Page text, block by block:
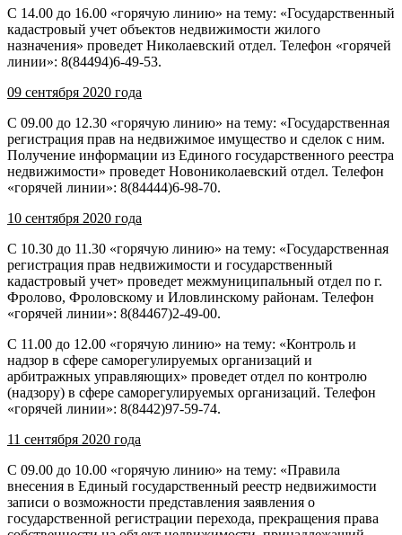
С 14.00 до 16.00 «горячую линию» на тему: «Государственный
кадастровый учет объектов недвижимости жилого
назначения» проведет Николаевский отдел. Телефон «горячей
линии»: 8(84494)6-49-53.
09 сентября 2020 года
С 09.00 до 12.30 «горячую линию» на тему: «Государственная
регистрация прав на недвижимое имущество и сделок с ним.
Получение информации из Единого государственного реестра
недвижимости» проведет Новониколаевский отдел. Телефон
«горячей линии»: 8(84444)6-98-70.
10 сентября 2020 года
С 10.30 до 11.30 «горячую линию» на тему: «Государственная
регистрация прав недвижимости и государственный
кадастровый учет» проведет межмуниципальный отдел по г.
Фролово, Фроловскому и Иловлинскому районам. Телефон
«горячей линии»: 8(84467)2-49-00.
С 11.00 до 12.00 «горячую линию» на тему: «Контроль и
надзор в сфере саморегулируемых организаций и
арбитражных управляющих» проведет отдел по контролю
(надзору) в сфере саморегулируемых организаций. Телефон
«горячей линии»: 8(8442)97-59-74.
11 сентября 2020 года
С 09.00 до 10.00 «горячую линию» на тему: «Правила
внесения в Единый государственный реестр недвижимости
записи о возможности представления заявления о
государственной регистрации перехода, прекращения права